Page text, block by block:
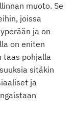
muoto. Se
joissa
ja on
on eniten
taas pohjalla
sitäkin
ja